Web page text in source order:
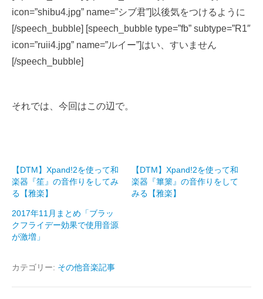
icon=”shibu4.jpg” name=”シブ君”]以後気をつけるように
[/speech_bubble] [speech_bubble type=”fb” subtype=”R1″
icon=”ruii4.jpg” name=”ルイー”]はい、すいません
[/speech_bubble]
それでは、今回はこの辺で。
【DTM】Xpand!2を使って和
楽器『笙』の音作りをしてみ
る【雅楽】
【DTM】Xpand!2を使って和
楽器『篳篥』の音作りをして
みる【雅楽】
2017年11月まとめ「ブラッ
クフライデー効果で使用音源
が激増」
カテゴリー: その他音楽記事